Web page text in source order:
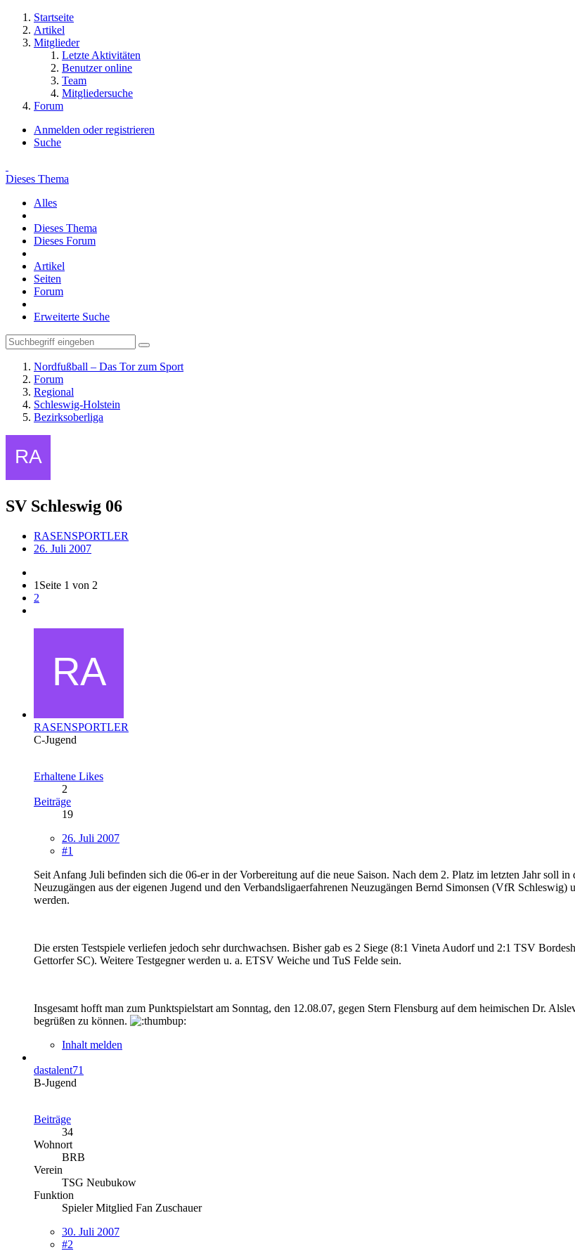
Startseite
Artikel
Mitglieder
Letzte Aktivitäten
Benutzer online
Team
Mitgliedersuche
Forum
Anmelden oder registrieren
Suche
Dieses Thema
Alles
Dieses Thema
Dieses Forum
Artikel
Seiten
Forum
Erweiterte Suche
Nordfußball – Das Tor zum Sport
Forum
Regional
Schleswig-Holstein
Bezirksoberliga
SV Schleswig 06
RASENSPORTLER
26. Juli 2007
1 Seite 1 von 2
2
RASENSPORTLER
C-Jugend
Erhaltene Likes
2
Beiträge
19
26. Juli 2007
#1
Seit Anfang Juli befinden sich die 06-er in der Vorbereitung auf die neue Saison. Nach dem 2. Platz im letzten Jahr soll
Neuzugängen aus der eigenen Jugend und den Verbandsligaerfahrenen Neuzugängen Bernd Simonsen (VfR
werden.
Die ersten Testspiele verliefen jedoch sehr durchwachsen. Bisher gab es 2 Siege (8:1 Vineta Audorf und 2:1 TSV
Gettorfer SC). Weitere Testgegner werden u. a. ETSV Weiche und TuS Felde sein.
Insgesamt hofft man zum Punktspielstart am Sonntag, den 12.08.07, gegen Stern Flensburg auf dem heimischen Dr.
begrüßen zu können.
Inhalt melden
dastalent71
B-Jugend
Beiträge
34
Wohnort
BRB
Verein
TSG Neubukow
Funktion
Spieler Mitglied Fan Zuschauer
30. Juli 2007
#2